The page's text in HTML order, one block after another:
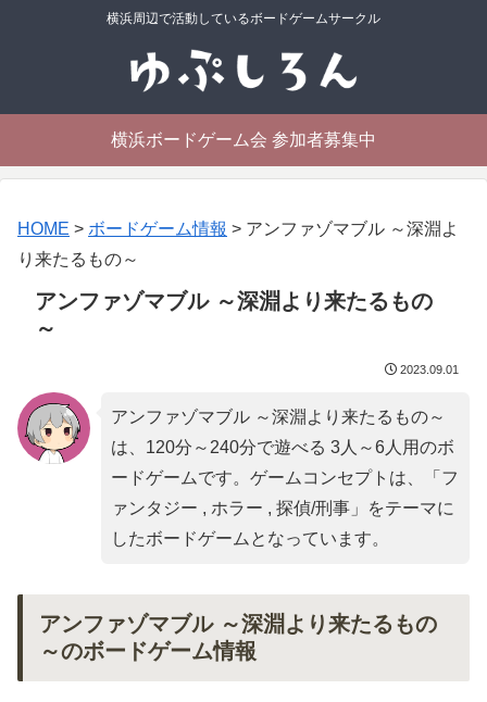
横浜周辺で活動しているボードゲームサークル
横浜ボードゲーム会 参加者募集中
HOME > ボードゲーム情報 > アンファゾマブル ～深淵よ
り来たるもの～
アンファゾマブル ～深淵より来たるもの
～
2023.09.01
アンファゾマブル ～深淵より来たるもの～
は、120分～240分で遊べる 3人～6人用のボ
ードゲームです。ゲームコンセプトは、「 フ
ァンタジー , ホラー , 探偵/刑事」をテーマに
したボードゲームとなっています。
アンファゾマブル ～深淵より来たるもの
～のボードゲーム情報